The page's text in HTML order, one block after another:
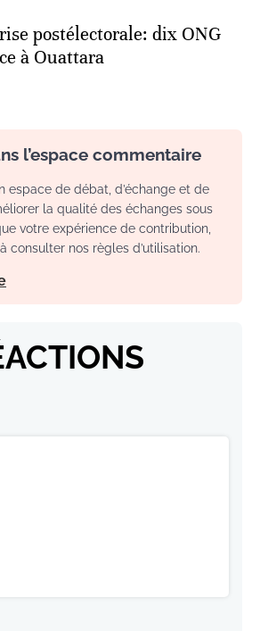
postélectorale: dix ONG
à Ouattara
l’espace commentaire
espace de débat, d’échange et de
la qualité des échanges sous
votre expérience de contribution,
consulter nos règles d’utilisation.